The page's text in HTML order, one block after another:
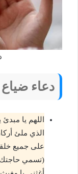
دعاء ضياع
اللهم يا
الذي ملئ
على جميع
(تسمي حاجتك)